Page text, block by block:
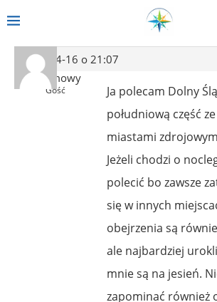
2014-04-16 o 21:07
Anonimowy
Gość
Ja polecam Dolny
południową część
miastami
Jeżeli chodzi o
polecić bo zawsze
się w innych
obejrzenia są
ale najbardziej
mnie są na jesień.
zapominać również